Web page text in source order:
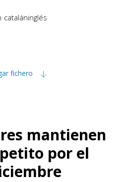
cataláninglés
fichero
mantienen
por el